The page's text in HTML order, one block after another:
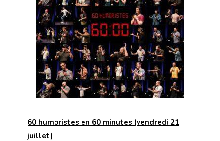
60 humoristes en 60 minutes (vendredi 21
juillet)